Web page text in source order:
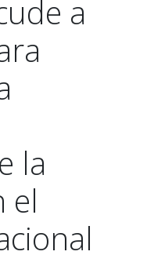
a
la
el